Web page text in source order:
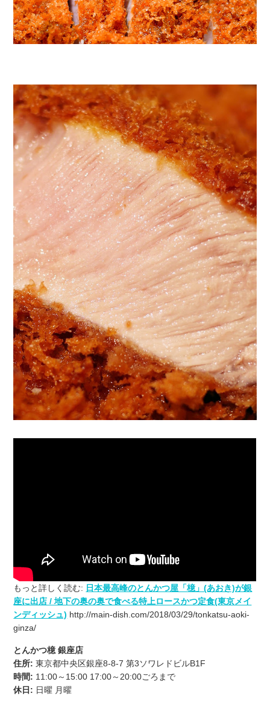
もっと詳しく読む: 日本最高峰のとんかつ屋「檍」(あおき)が銀
座に出店 / 地下の奥の奥で食べる特上ロースかつ定食(東京メイ
ンディッシュ) http://main-dish.com/2018/03/29/tonkatsu-aoki-
ginza/
とんかつ檍 銀座店
住所:東京都中央区銀座8-8-7 第3ソワレドビルB1F
時間: 11:00～15:00 17:00～20:00ごろまで
休日: 日曜 月曜